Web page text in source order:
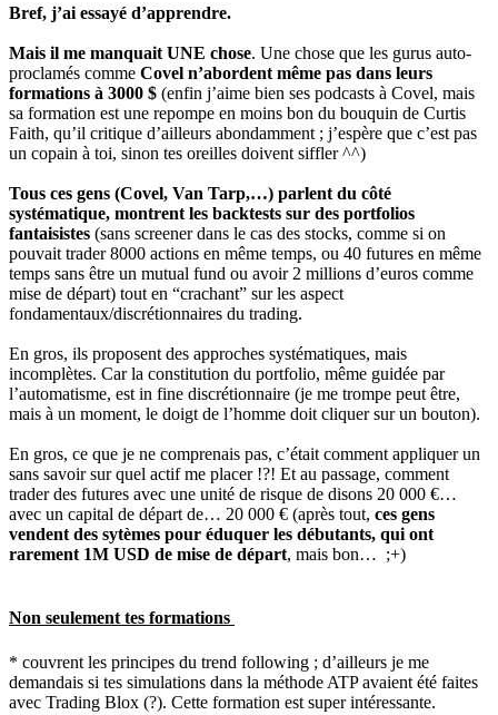
Bref, j’ai essayé d’apprendre.
Mais il me manquait UNE chose. Une chose que les gurus auto-
proclamés comme Covel n’abordent même pas dans leurs
formations à 3000 $ (enfin j’aime bien ses podcasts à Covel, mais
sa formation est une repompe en moins bon du bouquin de Curtis
Faith, qu’il critique d’ailleurs abondamment ; j’espère que c’est pas
un copain à toi, sinon tes oreilles doivent siffler ^^)
Tous ces gens (Covel, Van Tarp,…) parlent du côté
systématique, montrent les backtests sur des portfolios
fantaisistes (sans screener dans le cas des stocks, comme si on
pouvait trader 8000 actions en même temps, ou 40 futures en même
temps sans être un mutual fund ou avoir 2 millions d’euros comme
mise de départ) tout en “crachant” sur les aspect
fondamentaux/discrétionnaires du trading.
En gros, ils proposent des approches systématiques, mais
incomplètes. Car la constitution du portfolio, même guidée par
l’automatisme, est in fine discrétionnaire (je me trompe peut être,
mais à un moment, le doigt de l’homme doit cliquer sur un bouton).
En gros, ce que je ne comprenais pas, c’était comment appliquer un
sans savoir sur quel actif me placer !?! Et au passage, comment
trader des futures avec une unité de risque de disons 20 000 €…
avec un capital de départ de… 20 000 € (après tout, ces gens
vendent des sytèmes pour éduquer les débutants, qui ont
rarement 1M USD de mise de départ, mais bon… ;+)
Non seulement tes formations
* couvrent les principes du trend following ; d’ailleurs je me
demandais si tes simulations dans la méthode ATP avaient été faites
avec Trading Blox (?). Cette formation est super intéressante.